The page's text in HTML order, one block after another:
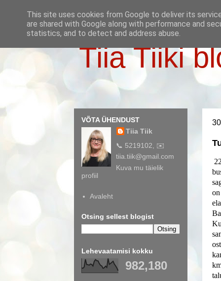
Tiia Tiiki
VÕTA ÜHENDUST
Tiia Tiik
📞 5219102, ✉️
tiia.tiik@gmail.com
Kuva mu täielik
profiil
Avaleht
Otsing sellest blogist
Lehevaatamisi kokku
982,180
This site uses cookies from Google to deliver its
are shared with Google along with performance and
statistics, and to detect and address abuse.